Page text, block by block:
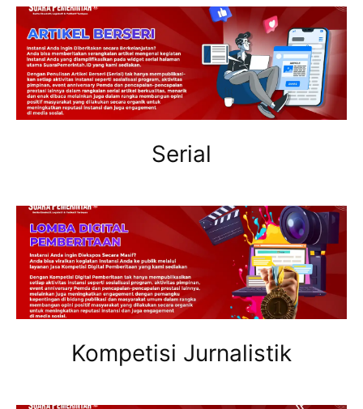
Serial
Kompetisi Jurnalistik